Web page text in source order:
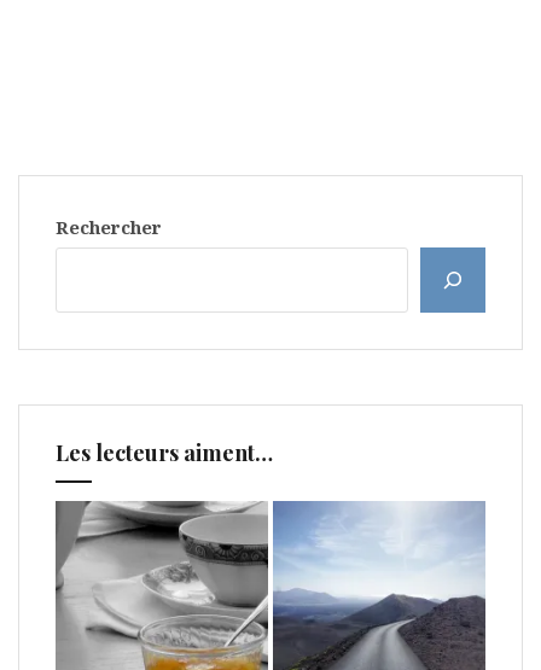
Rechercher
Les lecteurs aiment…